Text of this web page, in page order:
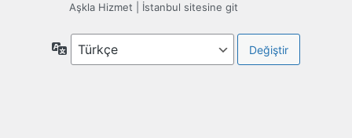
Aşkla Hizmet | İstanbul sitesine git
Dil